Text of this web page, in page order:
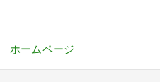
ホームページ